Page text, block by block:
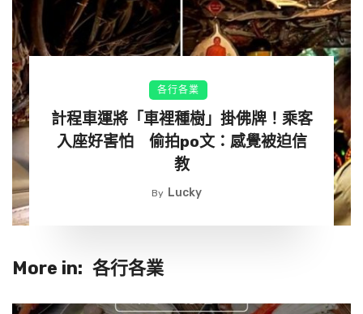
收掛號信或包裹時，別忘了跟郵差先生說聲謝謝喔！
泰國清邁的「大象自然公園」（Elephant Nature Park）
是一個專門救援、收容大象的庇護所。獲救後的大象來
到這裡，有專業的飼育員照顧，跟飼育員之間的感情非
常深厚。其中有一隻叫Faa Mai的母象就是由飼育員Lek
Chailert照顧長大的，牠非常依賴Lek Chailert，還很愛
對Lek Chailert撒嬌～
各行各業
計程車運將「車裡種樹」掛佛牌！乘客
入座好害怕 偷拍po文：感覺被迫信
教
By Lucky
More in: 各行各業